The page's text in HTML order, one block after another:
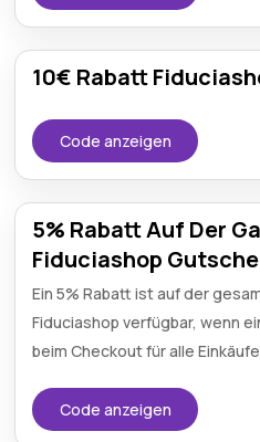
10€ Rabatt
Code anzeigen
5% Rabatt Auf Der
Fiduciashop
Ein 5% Rabatt ist auf der
Fiduciashop verfügbar, wenn
beim Checkout für alle
Code anzeigen